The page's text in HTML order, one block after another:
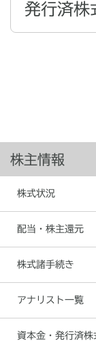
株主情報
株式状況
配当・株主還元
株式諸手続き
アナリスト一覧
資本金・発行済株
発行済株